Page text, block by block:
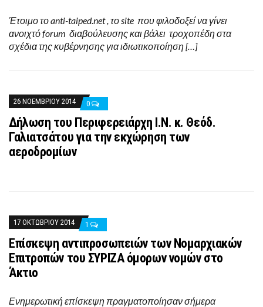
Έτοιμο το anti-taiped.net , το site που φιλοδοξεί να γίνει
ανοιχτό forum διαβούλευσης και βάλει τροχοπέδη στα
σχέδια της κυβέρνησης για ιδιωτικοποίηση […]
26 ΝΟΕΜΒΡΊΟΥ 2014 0
Δήλωση του Περιφερειάρχη Ι.Ν. κ. Θεόδ.
Γαλιατσάτου για την εκχώρηση των
αεροδρομίων
17 ΟΚΤΩΒΡΊΟΥ 2014 1
Επίσκεψη αντιπροσωπειών των Νομαρχιακών
Επιτροπών του ΣΥΡΙΖΑ όμορων νομών στο
Άκτιο
Ενημερωτική επίσκεψη πραγματοποίησαν σήμερα